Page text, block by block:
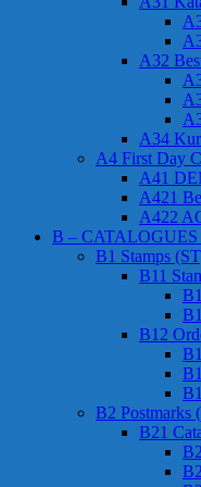
A32
A34
A4 First Day
A41
A421
A422
B –
B1 Stamps
B11
B12
B2 Postmarks
B21